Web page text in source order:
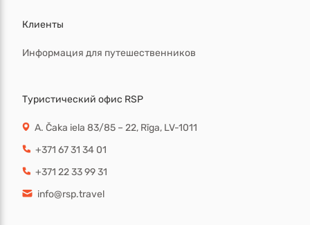
Клиенты
Информация для путешественников
Туристический офис RSP
A. Čaka iela 83/85 – 22, Rīga, LV-1011
+371 67 31 34 01
+371 22 33 99 31
info@rsp.travel